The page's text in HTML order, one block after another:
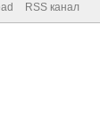
RSS канал